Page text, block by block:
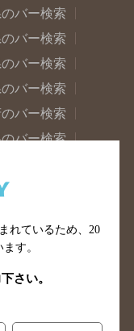
バー検索
バー検索
バー検索
バー検索
バー検索
バー検索
バー検索
バー検索
バー検索
れているため、 20
す。
さい。